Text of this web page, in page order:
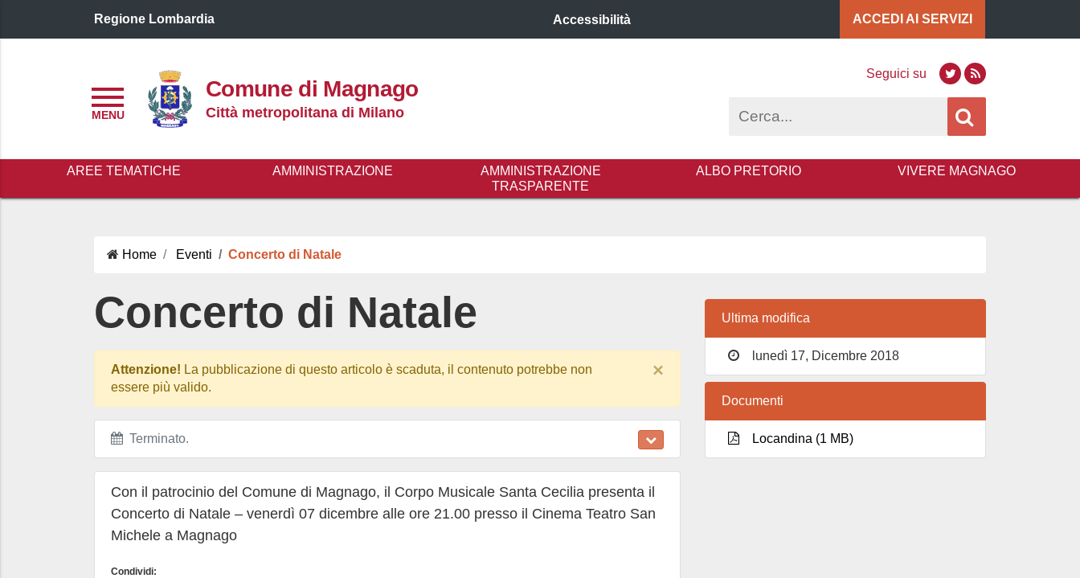
Regione Lombardia Accessibilità ACCEDI AI SERVIZI
Comune di Magnago
Città metropolitana di Milano
Seguici su TwitterRSS
AREE TEMATICHE AMMINISTRAZIONE
AMMINISTRAZIONE
TRASPARENTE
ALBO PRETORIO VIVERE MAGNAGO
Home Eventi Concerto di Natale
Concerto di Natale
Attenzione! La pubblicazione di questo articolo è scaduta, il contenuto potrebbe non
essere più valido.
×
Terminato.
Con il patrocinio del Comune di Magnago, il Corpo Musicale Santa Cecilia presenta il
Concerto di Natale – venerdì 07 dicembre alle ore 21.00 presso il Cinema Teatro San
Michele a Magnago
Condividi:
Ultima modifica
lunedì 17, Dicembre 2018
Documenti
Locandina (1 MB)